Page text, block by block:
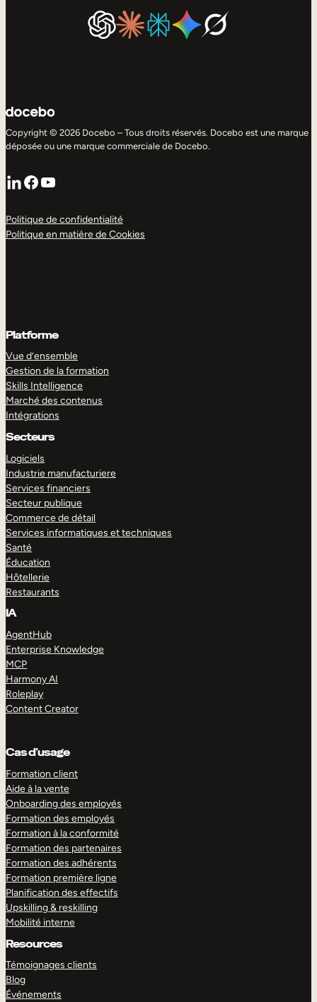
Copyright © 2026 Docebo – Tous droits réservés. Docebo est une marque
déposée ou une marque commerciale de Docebo.
LinkedIn
Facebook
YouTube
Politique de confidentialité
Politique en matière de Cookies
Platforme
Vue d’ensemble
Gestion de la formation
Skills Intelligence
Marché des contenus
Intégrations
Secteurs
Logiciels
Industrie manufacturiere
Services financiers
Secteur publique
Commerce de détail
Services informatiques et techniques
Santé
Éducation
Hôtellerie
Restaurants
IA
AgentHub
Enterprise Knowledge
MCP
Harmony AI
Roleplay
Content Creator
Cas d’usage
Formation client
Aide à la vente
Onboarding des employés
Formation des employés
Formation à la conformité
Formation des partenaires
Formation des adhérents
Formation première ligne
Planification des effectifs
Upskilling & reskilling
Mobilité interne
Resources
Témoignages clients
Blog
Événements